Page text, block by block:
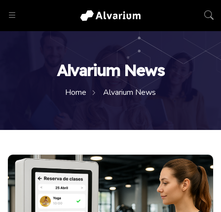
Alvarium News
Home Alvarium News